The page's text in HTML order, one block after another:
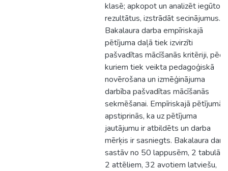
klasē; apkopot un analizēt iegūtos
rezultātus, izstrādāt secinājumus.
Bakalaura darba empīriskajā
pētījuma daļā tiek izvirzīti
pašvadītas mācīšanās kritēriji, pēc
kuriem tiek veikta pedagoģiskā
novērošana un izmēģinājuma
darbība pašvadītas mācīšanās
sekmēšanai. Empīriskajā pētījumā
apstiprinās, ka uz pētījuma
jautājumu ir atbildēts un darba
mērķis ir sasniegts. Bakalaura
sastāv no 50 lappusēm, 2 tabulām,
2 attēliem, 32 avotiem latviešu,